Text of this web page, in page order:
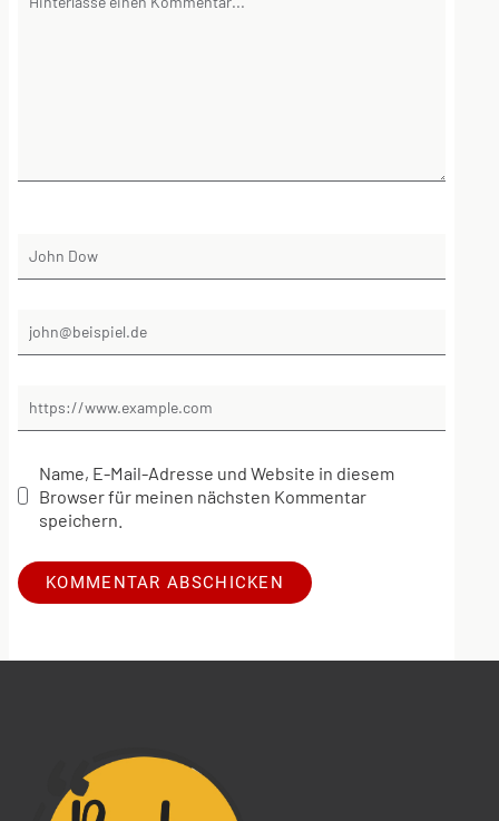
Name, E-Mail-Adresse und Website in diesem
Browser für meinen nächsten Kommentar
speichern.